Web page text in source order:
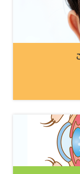
ては、通常通り実
2026年1月10日（
～13時となりまし
よろしくお願い申
2026
変更のお知らせ
8月7日（金）午後
始となります。
8月7日（金）診